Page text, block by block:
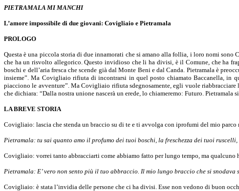
PIETRAMALA MI MANCHI
L’amore impossibile di due giovani: Covigliaio e Pietramala
PROLOGO
Questa è una piccola storia di due innamorati che si amano alla follia, i loro nomi
che ha un risvolto allegorico. Questo invidioso che li ha divisi, è il Comune, che ha
boschi e dell’aria fresca che scende già dal Monte Beni e dal Canda. Pietramala è
insieme”. Ma Covigliaio rifiuta di incontrarsi in quel posto chiamato Baccanella, in
piacciono le avventure”. Ma Covigliaio rifiuta sdegnosamente, egli vuole
che dichiara: “Dalla nostra unione nascerà un erede, lo chiameremo: Futuro.
LA BREVE STORIA
Covigliaio: lascia che stenda un braccio su di te e ti avvolga con iprofumi del mio
Pietramala: tu sai quanto amo il profumo dei tuoi boschi, la freschezza dei tuoi
Covigliaio: vorrei tanto abbracciarti come abbiamo fatto per lungo tempo, ma qualcuno
Pietramala: E’ vero non sento più il tuo abbraccio. Il mio lungo braccio che si
Covigliaio: è stata l’invidia delle persone che ci ha divisi. Esse non vedono di buon